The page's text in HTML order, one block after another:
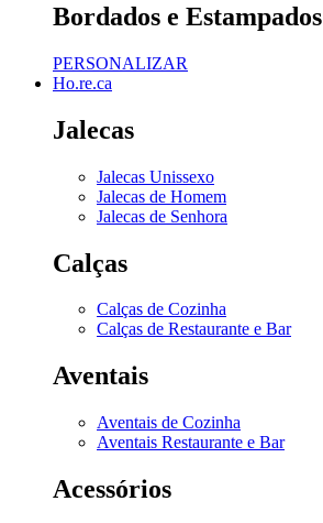
Bordados e Estampados
PERSONALIZAR
Ho.re.ca
Jalecas
Jalecas Unissexo
Jalecas de Homem
Jalecas de Senhora
Calças
Calças de Cozinha
Calças de Restaurante e Bar
Aventais
Aventais de Cozinha
Aventais Restaurante e Bar
Acessórios